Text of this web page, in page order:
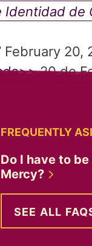
Identidad de
February 20,
20 de
FREQUENTLY
Do I have to
Mercy?
SEE ALL